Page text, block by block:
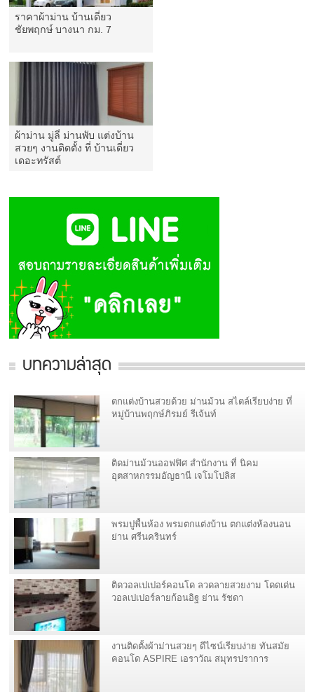
ราคาผ้าม่าน บ้านเดี่ยว
ชัยพฤกษ์ บางนา กม. 7
ผ้าม่าน มู่ลี่ ม่านพับ แต่งบ้าน
สวยๆ งานติดตั้ง ที่ บ้านเดี่ยว
เดอะทรัสต์
บทความล่าสุด
ตกแต่งบ้านสวยด้วย ม่านม้วน สไตล์เรียบง่าย ที่
หมู่บ้านพฤกษ์ภิรมย์ รีเจ้นท์
ติดม่านม้วนออฟฟิศ สำนักงาน ที่ นิคม
อุตสาหกรรมอัญธานี เจโมโปลิส
พรมปูพื้นห้อง พรมตกแต่งบ้าน ตกแต่งห้องนอน
ย่าน ศรีนครินทร์
ติดวอลเปเปอร์คอนโด ลวดลายสวยงาม โดดเด่น
วอลเปเปอร์ลายก้อนอิฐ ย่าน รัชดา
งานติดตั้งผ้าม่านสวยๆ ดีไซน์เรียบง่าย ทันสมัย
คอนโด ASPIRE เอราวัณ สมุทรปราการ